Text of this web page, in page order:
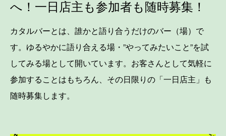
へ！一日店主も参加者も随時募集！
カタルバーとは、誰かと語り合うだけのバー（場）で
す。ゆるやかに語り合える場・”やってみたいこと”を試
してみる場として開いています。お客さんとして気軽に
参加することはもちろん、その日限りの「一日店主」も
随時募集します。